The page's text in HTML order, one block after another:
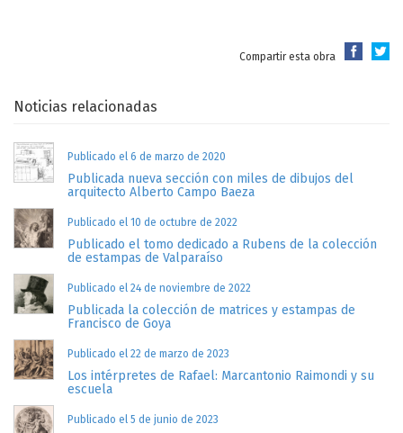
Compartir esta obra
Noticias relacionadas
Publicado el 6 de marzo de 2020
Publicada nueva sección con miles de dibujos del
arquitecto Alberto Campo Baeza
Publicado el 10 de octubre de 2022
Publicado el tomo dedicado a Rubens de la colección
de estampas de Valparaíso
Publicado el 24 de noviembre de 2022
Publicada la colección de matrices y estampas de
Francisco de Goya
Publicado el 22 de marzo de 2023
Los intérpretes de Rafael: Marcantonio Raimondi y su
escuela
Publicado el 5 de junio de 2023